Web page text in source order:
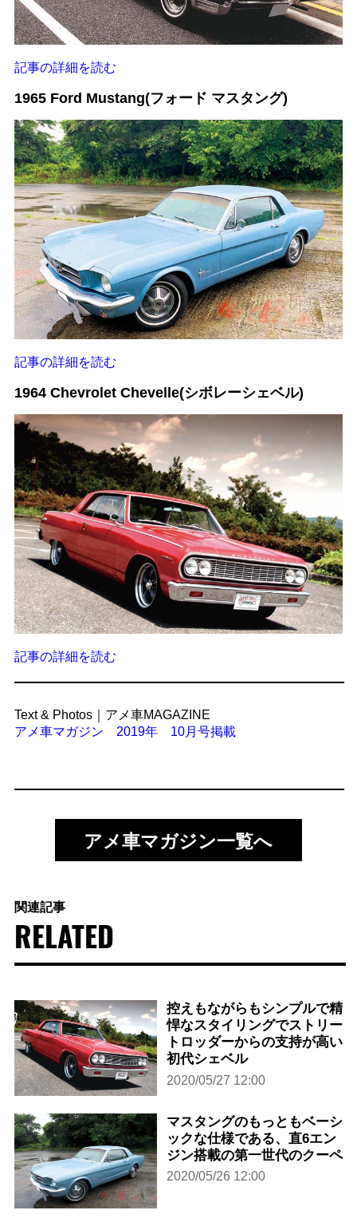
記事の詳細を読む
1965 Ford Mustang(フォード マスタング)
記事の詳細を読む
1964 Chevrolet Chevelle(シボレーシェベル)
記事の詳細を読む
Text & Photos｜アメ車MAGAZINE
アメ車マガジン 2019年 10月号掲載
アメ車マガジン一覧へ
関連記事
RELATED
控えもながらもシンプルで精
悍なスタイリングでストリー
トロッダーからの支持が高い
初代シェベル
2020/05/27 12:00
マスタングのもっともベーシ
ックな仕様である、直6エン
ジン搭載の第一世代のクーペ
2020/05/26 12:00